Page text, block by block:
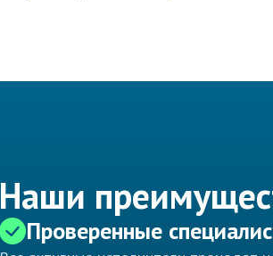
Наши
Проверенные